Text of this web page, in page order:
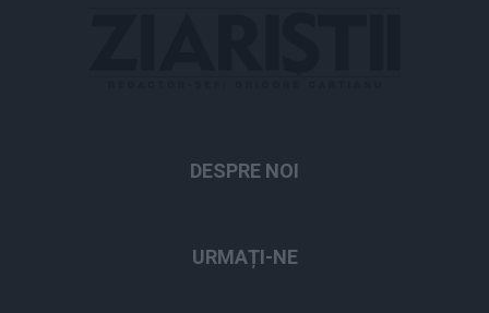
DESPRE NOI
URMAȚI-NE